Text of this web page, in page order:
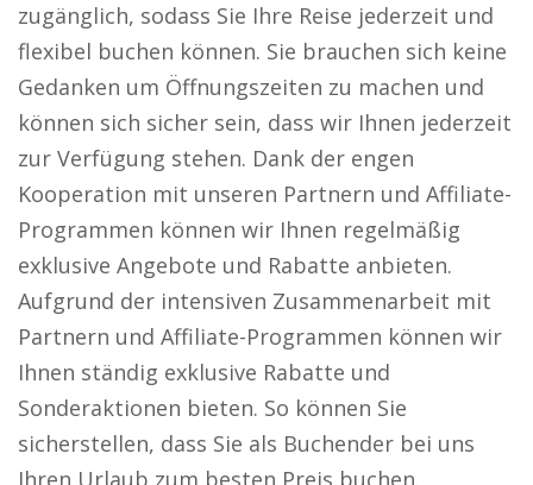
zugänglich, sodass Sie Ihre Reise jederzeit und
flexibel buchen können. Sie brauchen sich keine
Gedanken um Öffnungszeiten zu machen und
können sich sicher sein, dass wir Ihnen jederzeit
zur Verfügung stehen. Dank der engen
Kooperation mit unseren Partnern und Affiliate-
Programmen können wir Ihnen regelmäßig
exklusive Angebote und Rabatte anbieten.
Aufgrund der intensiven Zusammenarbeit mit
Partnern und Affiliate-Programmen können wir
Ihnen ständig exklusive Rabatte und
Sonderaktionen bieten. So können Sie
sicherstellen, dass Sie als Buchender bei uns
Ihren Urlaub zum besten Preis buchen.